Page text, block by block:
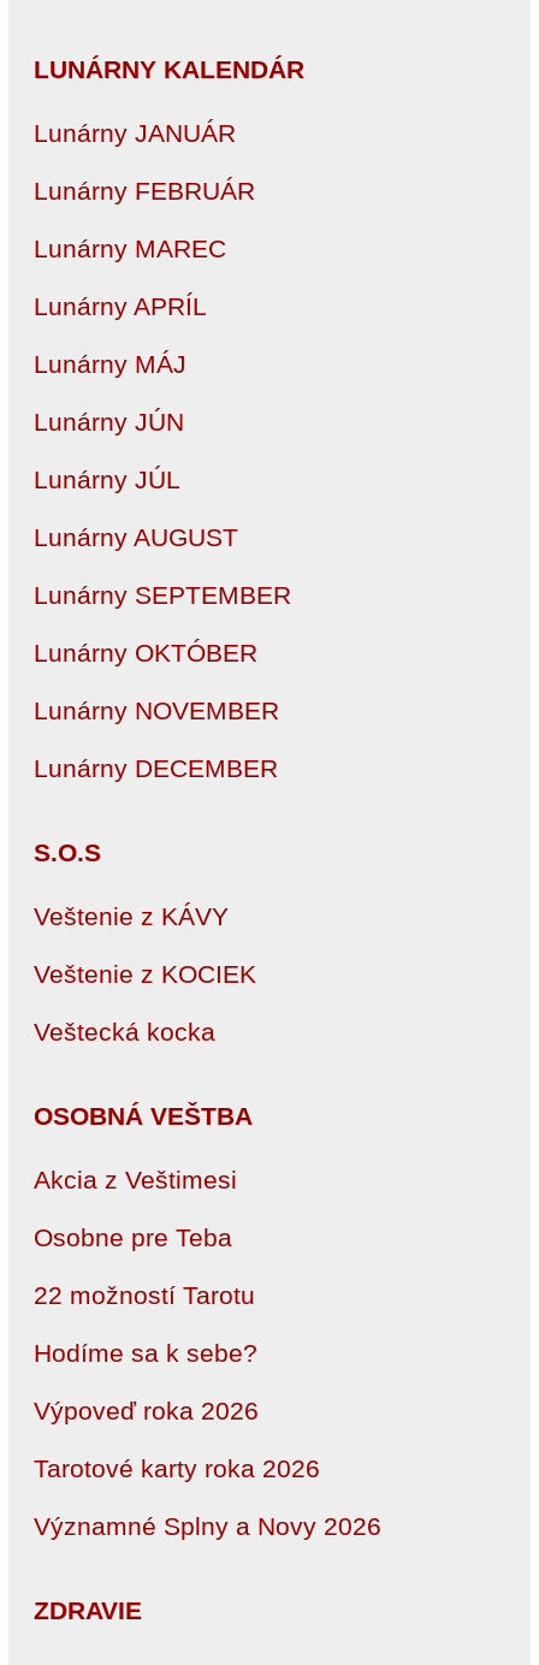
LUNÁRNY KALENDÁR
Lunárny JANUÁR
Lunárny FEBRUÁR
Lunárny MAREC
Lunárny APRÍL
Lunárny MÁJ
Lunárny JÚN
Lunárny JÚL
Lunárny AUGUST
Lunárny SEPTEMBER
Lunárny OKTÓBER
Lunárny NOVEMBER
Lunárny DECEMBER
S.O.S
Veštenie z KÁVY
Veštenie z KOCIEK
Veštecká kocka
OSOBNÁ VEŠTBA
Akcia z Veštimesi
Osobne pre Teba
22 možností Tarotu
Hodíme sa k sebe?
Výpoveď roka 2026
Tarotové karty roka 2026
Významné Splny a Novy 2026
ZDRAVIE